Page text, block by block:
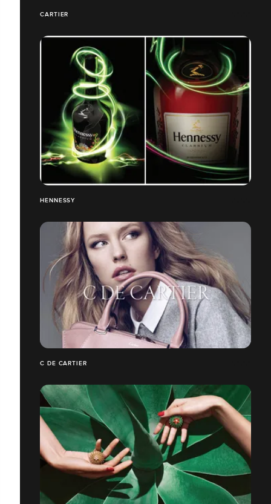
CARTIER
HENNESSY
C DE CARTIER